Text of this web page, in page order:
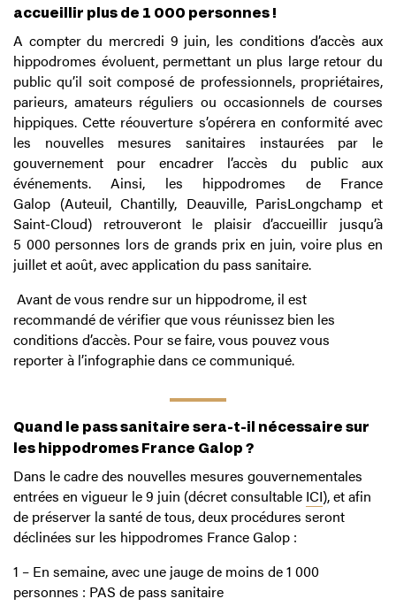
accueillir plus de 1 000 personnes !
A compter du mercredi 9 juin, les conditions d’accès aux
hippodromes évoluent, permettant un plus large retour du
public qu’il soit composé de professionnels, propriétaires,
parieurs, amateurs réguliers ou occasionnels de courses
hippiques. Cette réouverture s’opérera en conformité avec
les nouvelles mesures sanitaires instaurées par le
gouvernement pour encadrer l’accès du public aux
événements.Ainsi, les hippodromes de France
Galop (Auteuil, Chantilly, Deauville, ParisLongchamp et
Saint-Cloud) retrouveront le plaisir d’accueillir jusqu’à
5 000 personnes lors de grands prix en juin, voire plus en
juillet et août, avec application du pass sanitaire.
Avant de vous rendre sur un hippodrome, il est
recommandé de vérifier que vous réunissez bien les
conditions d’accès. Pour se faire, vous pouvez vous
reporter à l’infographie dans ce communiqué.
Quand le pass sanitaire sera-t-il nécessaire sur
les hippodromes France Galop ?
Dans le cadre des nouvelles mesures gouvernementales
entrées en vigueur le 9 juin (décret consultable ICI), et afin
de préserver la santé de tous, deux procédures seront
déclinées sur les hippodromes France Galop :
1 – En semaine, avec une jauge de moins de 1 000
personnes : PAS de pass sanitaire